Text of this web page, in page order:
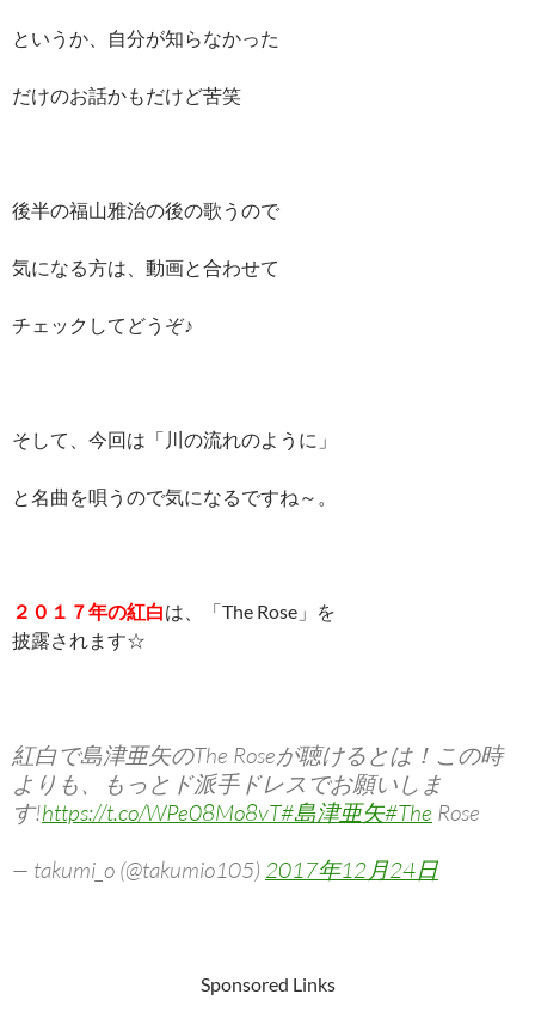
というか、自分が知らなかった
だけのお話かもだけど苦笑
後半の福山雅治の後の歌うので
気になる方は、動画と合わせて
チェックしてどうぞ♪
そして、今回は「川の流れのように」
と名曲を唄うので気になるですね～。
２０１７年の紅白は、「The Rose」を
披露されます☆
紅白で島津亜矢のThe Roseが聴けるとは！この時
よりも、もっとド派手ドレスでお願いしま
す!https://t.co/WPe08Mo8vT#島津亜矢#The Rose
— takumi_o (@takumio105) 2017年12月24日
Sponsored Links